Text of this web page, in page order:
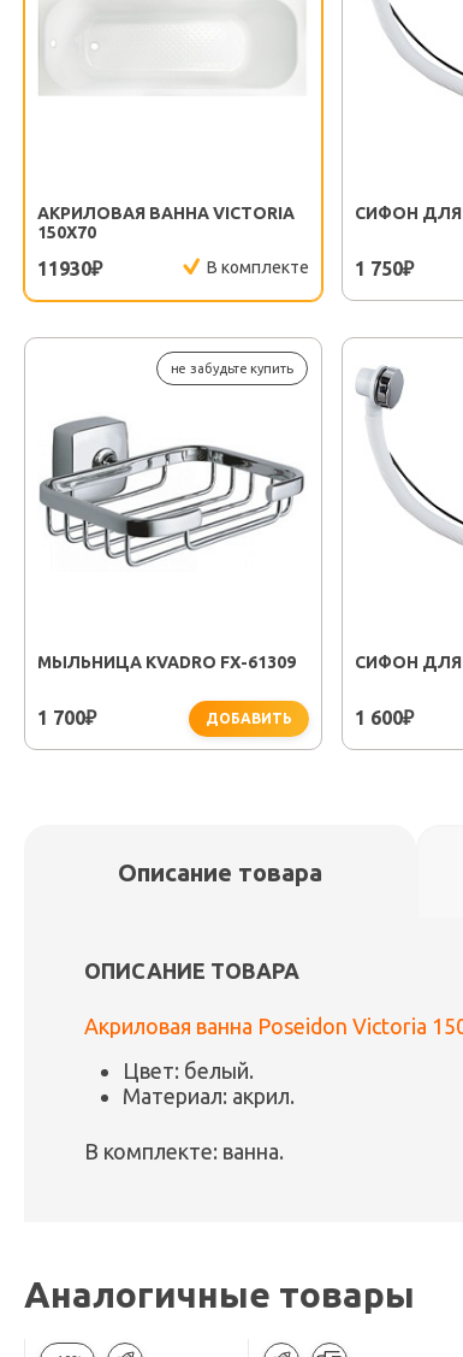
АКРИЛОВАЯ ВАННА VICTORIA
150X70
11930₽ В комплекте
СИФОН ДЛЯ
1 750₽
не забудьте купить
МЫЛЬНИЦА KVADRO FX-61309
1 700₽ ДОБАВИТЬ
СИФОН ДЛЯ
1 600₽
Описание товара
ОПИСАНИЕ ТОВАРА
Акриловая ванна Poseidon Victoria
Цвет: белый.
Материал: акрил.
В комплекте: ванна.
Аналогичные товары